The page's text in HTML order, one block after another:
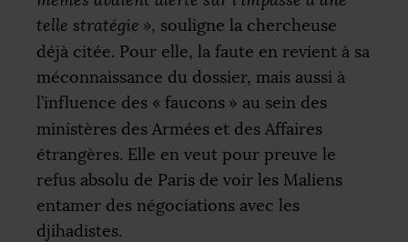
telle stratégie », souligne la chercheuse
déjà citée. Pour elle, la faute en revient à sa
méconnaissance du dossier, mais aussi à
l’influence des « faucons » au sein des
ministères des Armées et des Affaires
étrangères. Elle en veut pour preuve le
refus absolu de Paris de voir les Maliens
entamer des négociations avec les
djihadistes.